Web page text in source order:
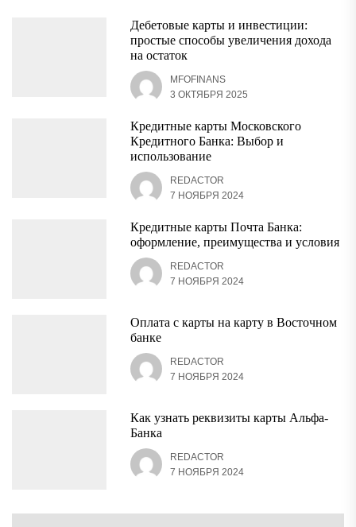
Дебетовые карты и инвестиции:
простые способы увеличения дохода
на остаток
MFOFINANS
3 ОКТЯБРЯ 2025
Кредитные карты Московского
Кредитного Банка: Выбор и
использование
REDACTOR
7 НОЯБРЯ 2024
Кредитные карты Почта Банка:
оформление, преимущества и условия
REDACTOR
7 НОЯБРЯ 2024
Оплата с карты на карту в Восточном
банке
REDACTOR
7 НОЯБРЯ 2024
Как узнать реквизиты карты Альфа-
Банка
REDACTOR
7 НОЯБРЯ 2024